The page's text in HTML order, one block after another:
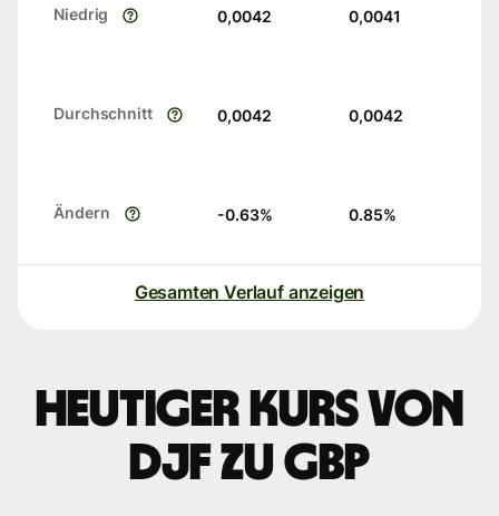
Niedrig 0,0042 0,0041
Durchschnitt 0,0042 0,0042
Ändern -0.63% 0.85%
Gesamten Verlauf anzeigen
Heutiger Kurs von
DJF zu GBP